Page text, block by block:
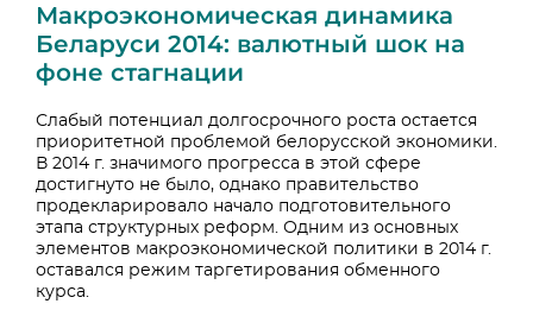
Макроэкономическая динамика
Беларуси 2014: валютный шок на
фоне стагнации
Слабый потенциал долгосрочного роста остается
приоритетной проблемой белорусской экономики.
В 2014 г. значимого прогресса в этой сфере
достигнуто не было, однако правительство
продекларировало начало подготовительного
этапа структурных реформ. Одним из основных
элементов макроэкономической политики в 2014 г.
оставался режим таргетирования обменного
курса.